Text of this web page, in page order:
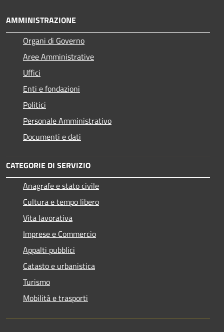
AMMINISTRAZIONE
Organi di Governo
Aree Amministrative
Uffici
Enti e fondazioni
Politici
Personale Amministrativo
Documenti e dati
CATEGORIE DI SERVIZIO
Anagrafe e stato civile
Cultura e tempo libero
Vita lavorativa
Imprese e Commercio
Appalti pubblici
Catasto e urbanistica
Turismo
Mobilità e trasporti